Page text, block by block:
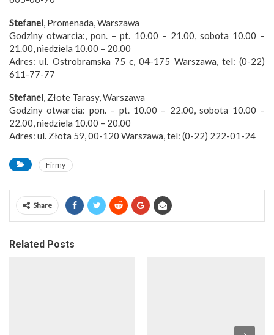
Stefanel, Promenada, Warszawa
Godziny otwarcia:, pon. – pt. 10.00 – 21.00, sobota 10.00 –
21.00, niedziela 10.00 – 20.00
Adres: ul. Ostrobramska 75 c, 04-175 Warszawa, tel: (0-22)
611-77-77
Stefanel, Złote Tarasy, Warszawa
Godziny otwarcia: pon. – pt. 10.00 – 22.00, sobota 10.00 –
22.00, niedziela 10.00 – 20.00
Adres: ul. Złota 59, 00-120 Warszawa, tel: (0-22) 222-01-24
Firmy
Share
Related Posts